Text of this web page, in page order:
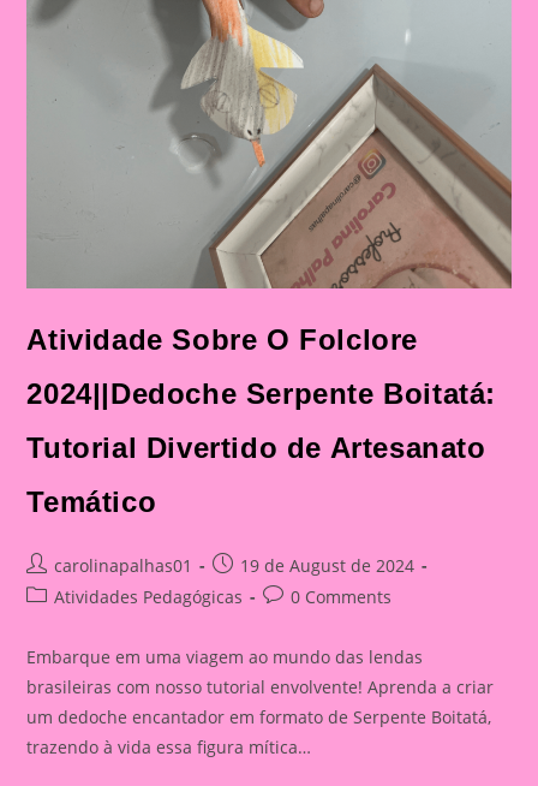
Atividade Sobre O Folclore
2024||Dedoche Serpente Boitatá:
Tutorial Divertido de Artesanato
Temático
Post
author:
carolinapalhas01
Post
published:
19 de August de 2024
PostAtividades Pedagógicas
Post0 Comments
Embarque em uma viagem ao mundo das lendas
brasileiras com nosso tutorial envolvente! Aprenda a criar
um dedoche encantador em formato de Serpente Boitatá,
trazendo à vida essa figura mítica…